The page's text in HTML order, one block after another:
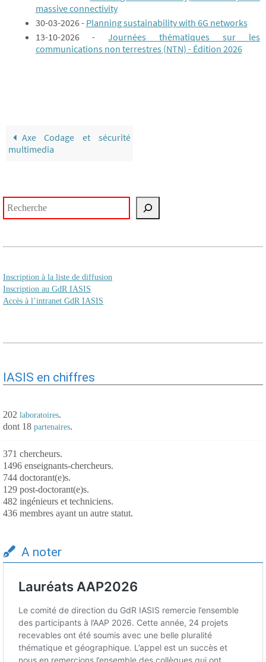
massive connectivity
30-03-2026 - Planning sustainability with 6G networks
13-10-2026 -Journées thématiques sur les
communications non terrestres (NTN) - Édition 2026
Axe Codage et sécurité
multimedia
Inscription à la liste de diffusion
Inscription au GdR IASIS
Accès à l’intranet GdR IASIS
IASIS en chiffres
202 laboratoires.
dont 18 partenaires.
371 chercheurs.
1496 enseignants-chercheurs.
744 doctorant(e)s.
129 post-doctorant(e)s.
482 ingénieurs et techniciens.
436 membres ayant un autre statut.
A noter